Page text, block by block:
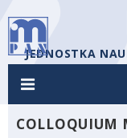
JEDNOSTKA
COLLOQUIUM